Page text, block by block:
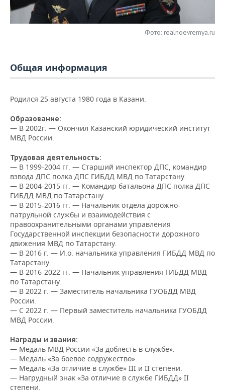
НЕФТЕХИМИЯ
НЕФТЬ
ЭНЕРГЕТИКА
РОЗНИЧНАЯ ТОРГОВЛЯ
УСЛУГИ
НОВОСТИ ТЕХНОЛОГИЙ
МЕДИА
МЕРОПРИЯТИЯ
ВЫЕЗДНАЯ РЕДАКЦИЯ
ОТКРЫТАЯ ЛЕКЦИЯ
НОВОСТИ СПОРТА
БАСКЕТБОЛ
ВОЛЕЙБОЛ
КИБЕРСПОРТ
ФИГУРНОЕ КАТАНИЕ
ВОДНЫЕ ВИДЫ СПОРТА
ХОККЕЙ С МЯЧОМ
ОБЩЕСТВО
ИНФРАСТРУКТУРА
ИСТОРИЯ
КУЛЬТУРА
МЕДИЦИНА
ОБРАЗОВАНИЕ
ПРОИСШЕСТВИЯ
СПРАВОЧНИК
СПИСОК ПЕРСОН
СПИСОК КОМПАНИЙ
ПОЛНАЯ ВЕРСИЯ
Фото: realnoevremya.ru
Общая информация
Родился 25 августа 1980 года в Казани.
Образование:
— В 2002г. — Окончил Казанский юридический институт
МВД России.
Трудовая деятельность:
— В 1999-2004 гг. — Старший инспектор ДПС, командир
взвода ДПС полка ДПС ГИБДД МВД по Татарстану.
— В 2004-2015 гг. — Командир батальона ДПС полка ДПС
ГИБДД МВД по Татарстану.
— В 2015-2016 гг. — Начальник отдела дорожно-
патрульной службы и взаимодействия с
правоохранительными органами управления
Государственной инспекции безопасности дорожного
движения МВД по Татарстану.
— В 2016 г. — И.о. начальника управления ГИБДД МВД по
Татарстану.
— В 2016-2022 гг. — Начальник управления ГИБДД МВД
по Татарстану.
— В 2022 г. — Заместитель начальника ГУОБДД МВД
России.
— С 2022 г. — Первый заместитель начальника ГУОБДД
МВД России.
Награды и звания:
— Медаль МВД России «За доблесть в службе».
— Медаль «За боевое содружество».
— Медаль «За отличие в службе» III и II степени.
— Нагрудный знак «За отличие в службе ГИБДД» II
степени.